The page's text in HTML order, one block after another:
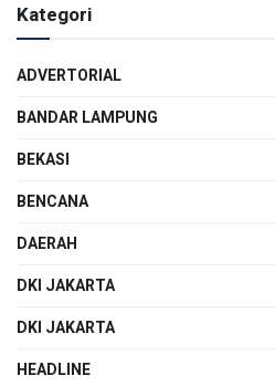
Kategori
ADVERTORIAL
BANDAR LAMPUNG
BEKASI
BENCANA
DAERAH
DKI JAKARTA
DKI JAKARTA
HEADLINE